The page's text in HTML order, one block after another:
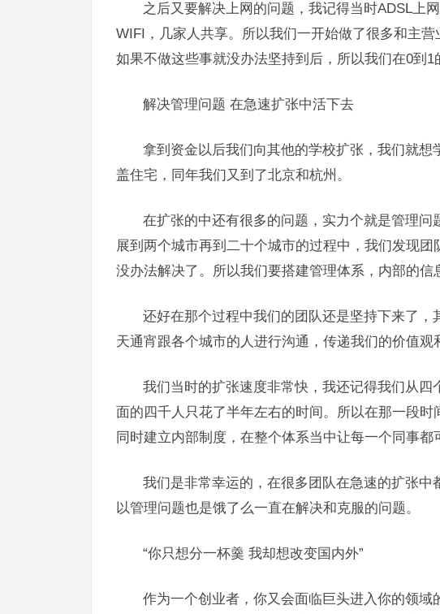
之后又要解决上网的问题，我记得当时ADSL上
WIFI，几家人共享。所以我们一开始做了很多和主
如果不做这些事就没办法坚持到后，所以我们在0到1
解决管理问题 在急速扩张中活下去
拿到资金以后我们向其他的学校扩张，我们就
盖住宅，同年我们又到了北京和杭州。
在扩张的中还有很多的问题，实力个就是管理
展到两个城市再到二十个城市的过程中，我们发现
没办法解决了。所以我们要搭建管理体系，内部的信
还好在那个过程中我们的团队还是坚持下来了
天通宵跟各个城市的人进行沟通，传递我们的价值观
我们当时的扩张速度非常快，我还记得我们从
面的四千人只花了半年左右的时间。所以在那一段时
同时建立内部制度，在整个体系当中让每一个同事都
我们是非常幸运的，在很多团队在急速的扩张
以管理问题也是饿了么一直在解决和克服的问题。
“你只想分一杯羹 我却想改变国内外”
作为一个创业者，你又会面临巨头进入你的领